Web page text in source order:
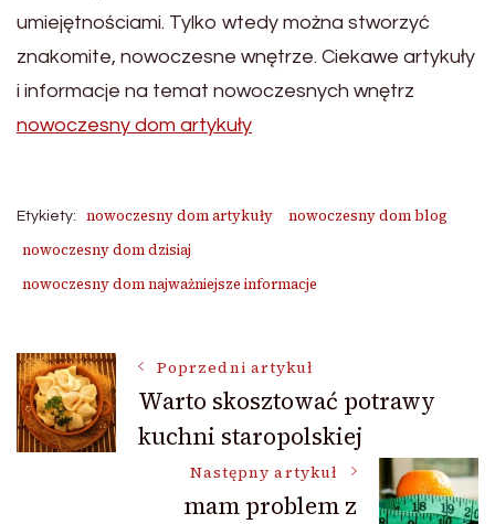
umiejętnościami. Tylko wtedy można stworzyć
znakomite, nowoczesne wnętrze. Ciekawe artykuły
i informacje na temat nowoczesnych wnętrz
nowoczesny dom artykuły
Etykiety: nowoczesny dom artykuły
nowoczesny dom blog
nowoczesny dom dzisiaj
nowoczesny dom najważniejsze informacje
Nawigacja
wpisu
Poprzedni artykuł
Warto skosztować potrawy
kuchni staropolskiej
Następny artykuł
mam problem z